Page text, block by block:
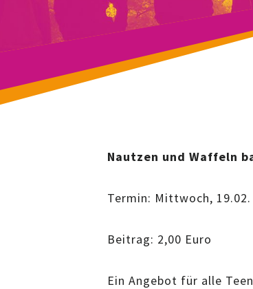
Nautzen und Waffeln
Termin: Mittwoch,
Beitrag: 2,00 Euro
Ein Angebot für alle